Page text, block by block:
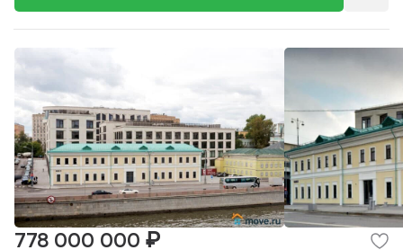
778 000 000 ₽